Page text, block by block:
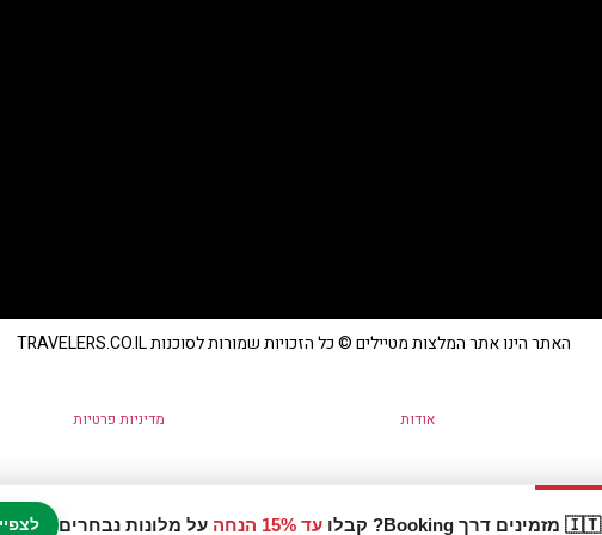
🇮🇹 מזמינים דרך Booking? קבלו עד 15% הנחה על מלונות נבחרים
האתר הינו אתר המלצות מטיילים © כל הזכויות שמורות לסוכנות TRAVELERS.CO.IL
אודות מדיניות פרטיות